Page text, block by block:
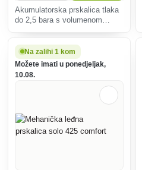
Akumulatorska prskalica tlaka
do 2,5 bara s volumenom
prostore. Omogućuje do 3 sata
neprekidnog rada.
Na zalihi 1 kom
Možete imati u ponedjeljak,
10.08.